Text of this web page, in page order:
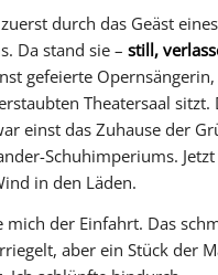
durch das Geäst
Da stand sie – still,
gefeierte
Theatersaal sitzt.
einst das Zuhause der
Schuhimperiums.
in den Läden.
mich der Einfahrt. Das
aber ein Stück der